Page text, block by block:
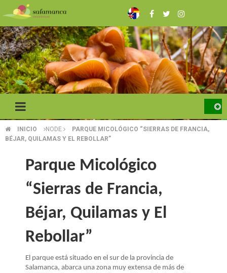
to
main
content
BREADCRUMB
INICIO NODE
PARQUE MICOLÓGICO “SIERRAS DE FRANCIA,
BÉJAR, QUILAMAS Y EL REBOLLAR”
Parque Micológico
“Sierras de Francia,
Béjar, Quilamas y El
Rebollar”
El parque está situado en el sur de la provincia de
Salamanca, abarca una zona muy extensa de más de